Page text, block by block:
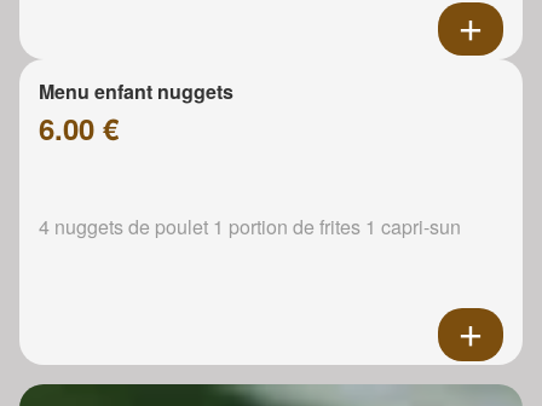
Menu enfant nuggets
6.00 €
4 nuggets de poulet 1 portion de frites 1 capri-sun